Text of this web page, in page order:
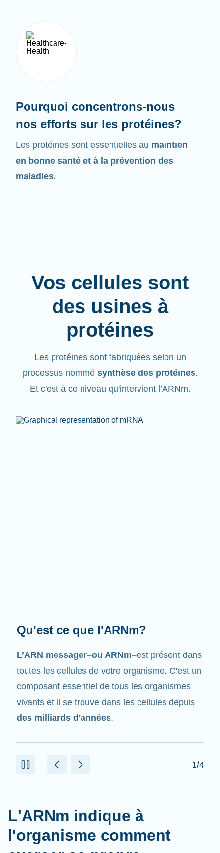
Pourquoi concentrons-nous
nos efforts sur les protéines?
Les protéines sont essentielles au maintien
en bonne santé et à la prévention des
maladies.
Vos cellules sont
des usines à
protéines
Les protéines sont fabriquées selon un
processus nommé synthèse des protéines.
Et c'est à ce niveau qu'intervient l’ARNm.
Que fait-il?
Tout comme son nom l'indique, l'ARNm est un
messager. Il interagit avec d'autres
composants dans les cellules qui aident à créer
des protéines.
l'organisme comment
exercer sa propre